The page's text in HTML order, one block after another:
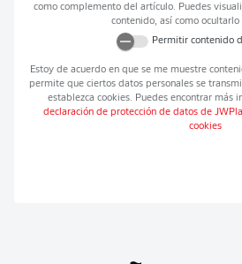
como complemento del artículo. Puedes
contenido, así como ocultarlo
Permitir contenido
Estoy de acuerdo en que se me muestre
permite que ciertos datos personales se
establezca cookies. Puedes encontrar más
declaración de protección de datos de
cookies